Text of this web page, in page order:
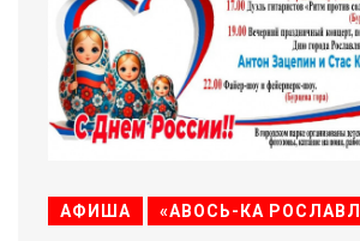
АФИША «АВОСЬ-КА